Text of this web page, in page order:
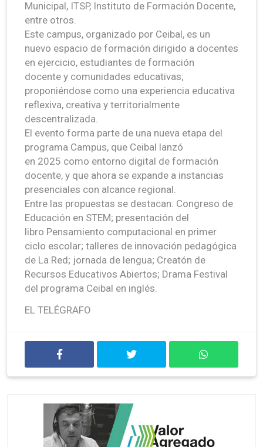
Municipal, ITSP, Instituto de Formación Docente,
entre otros.
Este campus, organizado por Ceibal, es un
nuevo espacio de formación dirigido a docentes
en ejercicio, estudiantes de formación
docente y comunidades educativas;
proponiéndose como una experiencia educativa
reflexiva, creativa y territorialmente
descentralizada.
El evento forma parte de una nueva etapa del
programa Campus, que Ceibal lanzó
en 2025 como entorno digital de formación
docente, y que ahora se expande a instancias
presenciales con alcance regional.
Entre las propuestas se destacan: Congreso de
Educación en STEM; presentación del
libro Pensamiento computacional en primer
ciclo escolar; talleres de innovación pedagógica
de La Red; jornada de lengua; Creatón de
Recursos Educativos Abiertos; Drama Festival
del programa Ceibal en inglés.
EL TELÉGRAFO